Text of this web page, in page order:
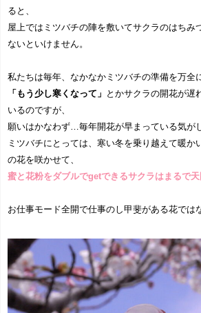
ると、
屋上ではミツバチの陣を敷いてサクラのはちみ
ないといけません。
私たちは毎年、なかなかミツバチの準備を万全
「もう少し寒くなって」 とかサクラの開花が遅
いるのですが、
願いはかなわず…毎年開花が早まっている気が
ミツバチにとっては、寒い冬を乗り越えて暖か
の花を咲かせて、
蜜と花粉をダブルでgetできるサクラはまるで
お仕事モード全開で仕事のし甲斐がある花では